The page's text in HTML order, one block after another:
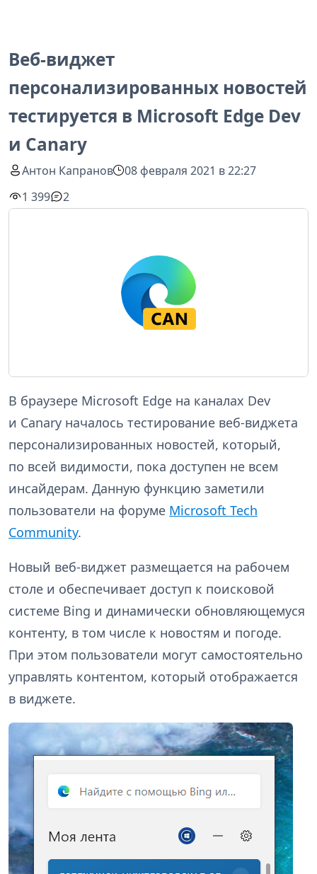
Веб-виджет
персонализированных новостей
тестируется в Microsoft Edge Dev
и Canary
Антон Капранов
08 февраля 2021 в 22:27
1 399
2
В браузере Microsoft Edge на каналах Dev
и Canary началось тестирование веб-виджета
персонализированных новостей, который,
по всей видимости, пока доступен не всем
инсайдерам. Данную функцию заметили
пользователи на форуме Microsoft Tech
Community.
Новый веб-виджет размещается на рабочем
столе и обеспечивает доступ к поисковой
системе Bing и динамически обновляющемуся
контенту, в том числе к новостям и погоде.
При этом пользователи могут самостоятельно
управлять контентом, который отображается
в виджете.